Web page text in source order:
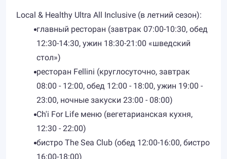
Local & Healthy Ultra All Inclusive (в летний сезон):
главный ресторан (завтрак 07:00-10:30, обед
12:30-14:30, ужин 18:30-21:00 «шведский
стол»)
ресторан Fellini (круглосуточно, завтрак
08:00 - 12:00, обед 12:00 - 18:00, ужин 19:00 -
23:00, ночные закуски 23:00 - 08:00)
Ch'i For Life меню (вегетарианская кухня,
12:30 - 22:00)
бистро The Sea Club (обед 12:00-16:00, бистро
16:00-18:00)